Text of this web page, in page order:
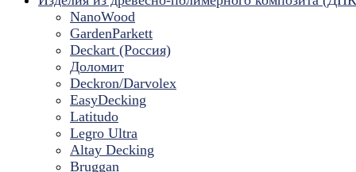
NanoWood
GardenParkett
Deckart (Россия)
Доломит
Deckron/Darvolex
EasyDecking
Latitudo
Legro Ultra
Altay Decking
Bruggan